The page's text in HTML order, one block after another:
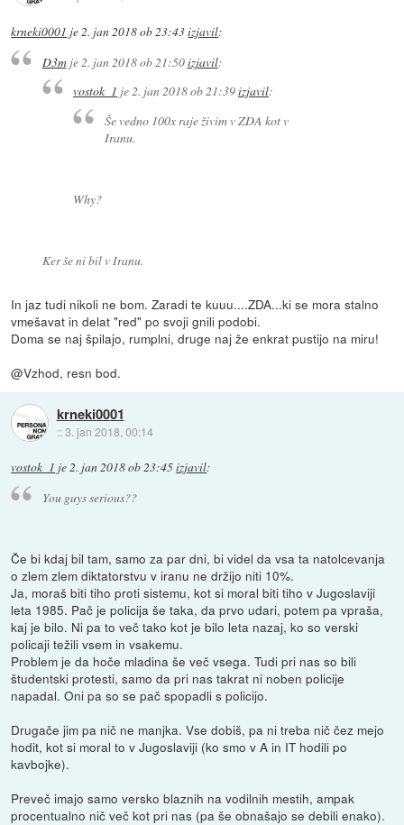
krneki0001 je2. jan 2018 ob 23:43izjavil:
D3mje 2. jan 2018 ob 21:50izjavil:
vostok_1 je2. jan 2018 ob 21:39izjavil:
Še vedno 100x raje živim v ZDA kot v
Iranu.
Why?
Ker še ni bil v Iranu.
In jaz tudi nikoli ne bom. Zaradi te kuuu....ZDA...ki se mora stalno
vmešavat in delat "red" po svoji gnili podobi.
Doma se naj špilajo, rumplni, druge naj že enkrat pustijo na miru!
@Vzhod, resn bod.
krneki0001
::3. jan 2018, 00:14
vostok_1 je2. jan 2018 ob 23:45izjavil:
You guys serious??
Če bi kdaj bil tam, samo za par dni, bi videl da vsa ta natolcevanja
o zlem zlem diktatorstvu v iranu ne držijo niti 10%.
Ja, moraš biti tiho proti sistemu, kot si moral biti tiho v Jugoslaviji
leta 1985. Pač je policija še taka, da prvo udari, potem pa vpraša,
kaj je bilo. Ni pa to več tako kot je bilo leta nazaj, ko so verski
policaji težili vsem in vsakemu.
Problem je da hoče mladina še več vsega. Tudi pri nas so bili
študentski protesti, samo da pri nas takrat ni noben policije
napadal. Oni pa so se pač spopadli s policijo.
Drugače jim pa nič ne manjka. Vse dobiš, pa ni treba nič čez mejo
hodit, kot si moral to v Jugoslaviji (ko smo v A in IT hodili po
kavbojke).
Preveč imajo samo versko blaznih na vodilnih mestih, ampak
procentualno nič več kot pri nas (pa še obnašajo se debili enako).